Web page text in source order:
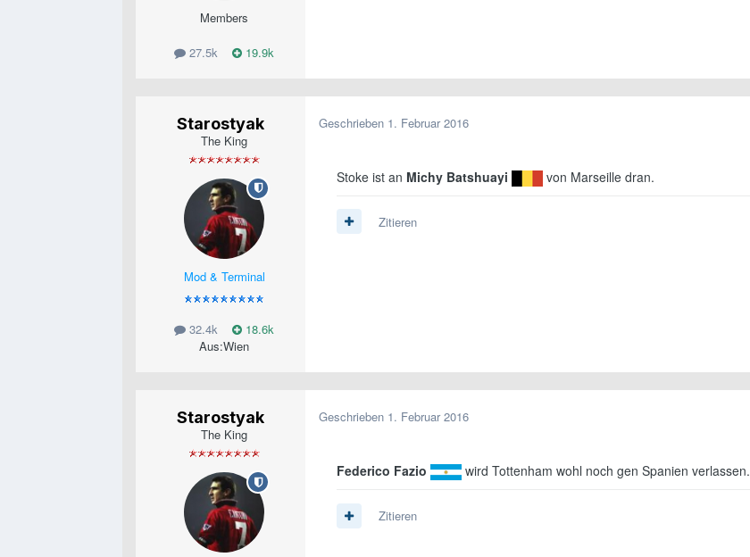
Members
27.5k 19.9k
Starostyak
The King
Mod & Terminal
32.4k
18.6k
Aus:Wien
Geschrieben 1. Februar 2016
Stoke ist an Michy Batshuayi von Marseille dran.
Zitieren
Starostyak
The King
Geschrieben 1. Februar 2016
Federico Fazio wird Tottenham wohl noch gen Spanien verlassen.
Zitieren